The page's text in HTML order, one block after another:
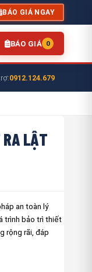
BÁO GIÁ NGAY
BÁO GIÁ 0
0912.124.679
RA LẬT
an toàn lý
trình bảo trì thiết
rộng rãi, đáp